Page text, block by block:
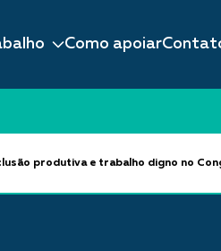
Como apoiar
produtiva e trabalho digno no